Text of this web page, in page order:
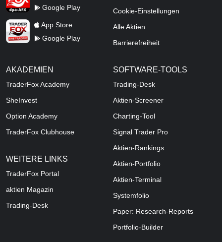
Google Play
TraderFox Live Trading
App Store
Google Play
Cookie-Einstellungen
Alle Aktien
Barrierefreiheit
AKADEMIEN
TraderFox Academy
SheInvest
Option Academy
TraderFox Clubhouse
WEITERE LINKS
TraderFox Portal
aktien Magazin
Trading-Desk
SOFTWARE-TOOLS
Trading-Desk
Aktien-Screener
Charting-Tool
Signal Trader Pro
Aktien-Rankings
Aktien-Portfolio
Aktien-Terminal
Systemfolio
Paper: Research-Reports
Portfolio-Builder